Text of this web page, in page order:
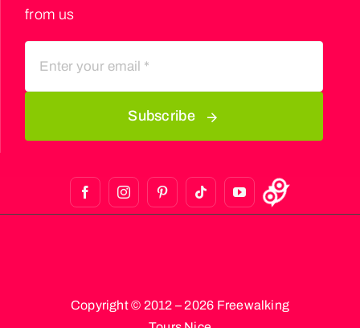
from us
Subscribe
Copyright © 2012 – 2026 Freewalking